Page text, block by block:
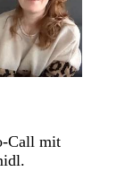
Call mit